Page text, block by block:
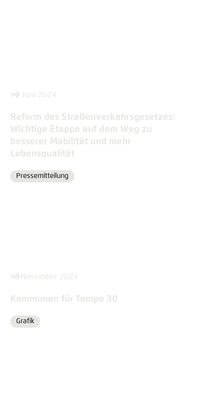
14. Juni 2024
Reform des Straßenverkehrsgesetzes:
Wichtige Etappe auf dem Weg zu
besserer Mobilität und mehr
Lebensqualität
Format
Pressemitteilung
17. November 2023
Kommunen für Tempo 30
Format
Grafik